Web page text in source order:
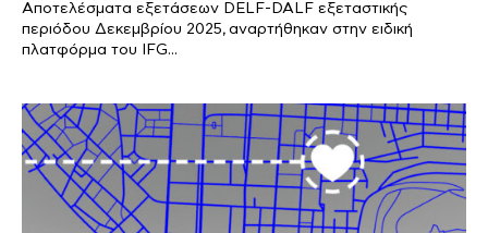
Αποτελέσματα εξετάσεων DELF-DALF εξεταστικής
περιόδου Δεκεμβρίου 2025, αναρτήθηκαν στην ειδική
πλατφόρμα του IFG...